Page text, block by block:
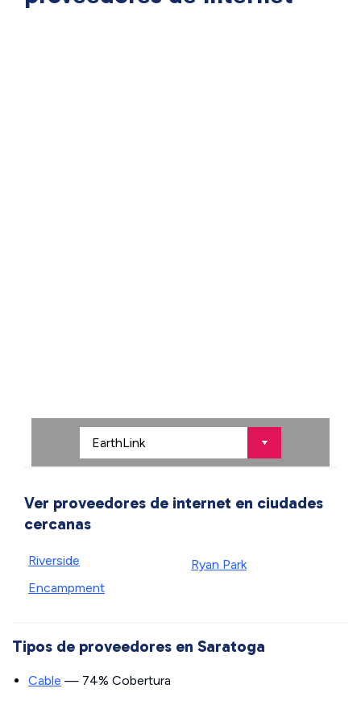
Ver proveedores de internet en ciudades
cercanas
Riverside
Encampment
Ryan Park
Tipos de proveedores en Saratoga
Cable — 74% Cobertura